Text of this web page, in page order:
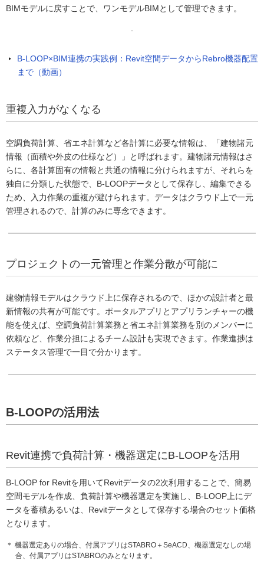
BIMモデルに戻すことで、ワンモデルBIMとして管理できます。
B-LOOP×BIM連携の実践例：Revit空間データからRebro機器配置
まで（動画）
重複入力がなくなる
空調負荷計算、省エネ計算など各計算に必要な情報は、「建物諸元
情報（面積や外皮の仕様など）」と呼ばれます。建物諸元情報はさ
らに、各計算固有の情報と共通の情報に分けられますが、それらを
独自に分類した状態で、B-LOOPデータとして保存し、編集できる
ため、入力作業の重複が避けられます。データはクラウド上で一元
管理されるので、計算のみに専念できます。
プロジェクトの一元管理と作業分散が可能に
建物情報モデルはクラウド上に保存されるので、ほかの設計者と最
新情報の共有が可能です。ポータルアプリとアプリランチャーの機
能を使えば、空調負荷計算業務と省エネ計算業務を別のメンバーに
依頼など、作業分担によるチーム設計も実現できます。作業進捗は
ステータス管理で一目で分かります。
B-LOOPの活用法
Revit連携で負荷計算・機器選定にB-LOOPを活用
B-LOOP for Revitを用いてRevitデータの2次利用することで、簡易
空間モデルを作成、負荷計算や機器選定を実施し、B-LOOP上にデ
ータを蓄積あるいは、Revitデータとして保存する場合のセット価格
となります。
＊ 機器選定ありの場合、付属アプリはSTABRO＋SeACD、機器選定なしの場
合、付属アプリはSTABROのみとなります。